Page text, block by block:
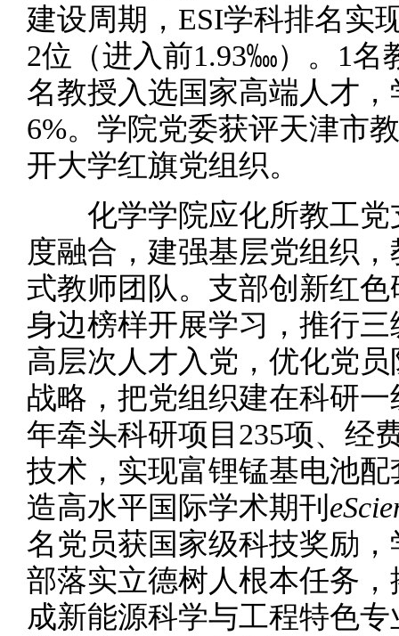
建设周期，ESI学科排名实
2位（进入前1.93‱）。1名
名教授入选国家高端人才
6%。学院党委获评天津市
开大学红旗党组织。
化学学院应化所教工党
度融合，建强基层党组织
式教师团队。支部创新红
身边榜样开展学习，推行
高层次人才入党，优化党
战略，把党组织建在科研
年牵头科研项目235项、经
技术，实现富锂锰基电池
造高水平国际学术期刊
名党员获国家级科技奖励
部落实立德树人根本任务
成新能源科学与工程特色